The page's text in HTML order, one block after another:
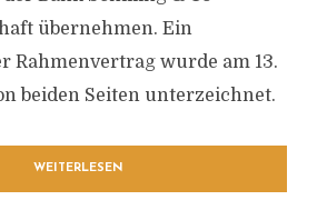
übernehmen. Ein
Rahmenvertrag wurde am 13.
beiden Seiten unterzeichnet.
WEITERLESEN